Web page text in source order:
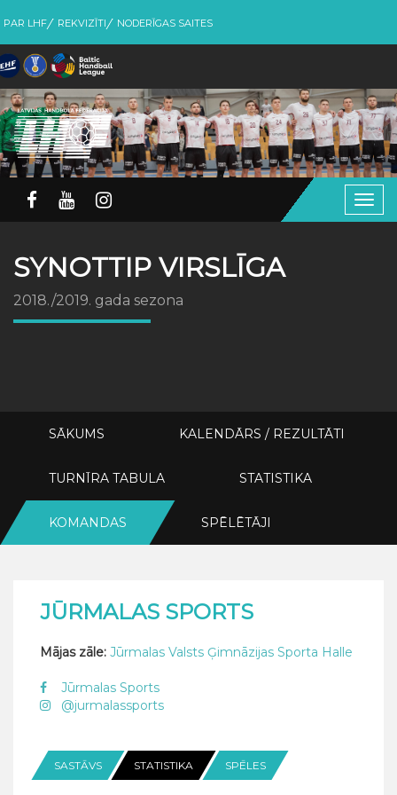
PAR LHF REKVIZĪTI NODERĪGAS SAITES
SYNOTTIP VIRSLĪGA
2018./2019. gada sezona
SĀKUMS KALENDĀRS / REZULTĀTI
TURNĪRA TABULA STATISTIKA
KOMANDAS SPĒLĒTĀJI
JŪRMALAS SPORTS
Mājas zāle: Jūrmalas Valsts Ģimnāzijas Sporta Halle
Jūrmalas Sports
@jurmalassports
SASTĀVS STATISTIKA SPĒLES